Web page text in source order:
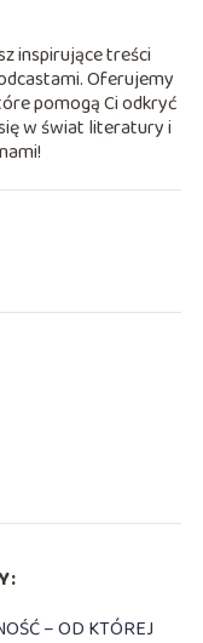
inspirujące treści
Oferujemy
pomogą Ci odkryć
w świat literatury i
– OD KTÓREJ